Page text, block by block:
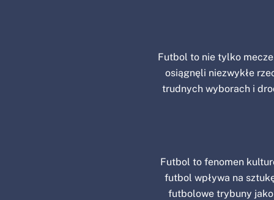
Futbol to nie tylko
osiągnęli niezwykłe
trudnych wyborach i
Futbol to fenomen
futbol wpływa na
futbolowe trybuny jako